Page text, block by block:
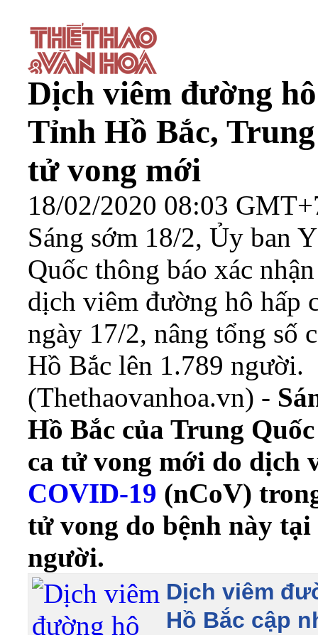
Dịch viêm đường
Tỉnh Hồ Bắc,
tử vong mới
18/02/2020 08:03
Sáng sớm 18/2, Ủy ban
Quốc thông báo xác
dịch viêm đường hô hấp
ngày 17/2, nâng tổng số
Hồ Bắc lên 1.789 người.
(Thethaovanhoa.vn) -
Hồ Bắc của Trung
ca tử vong mới do dịch
COVID-19 (nCoV)
tử vong do bệnh này
người.
Dịch viêm
Hồ Bắc cập